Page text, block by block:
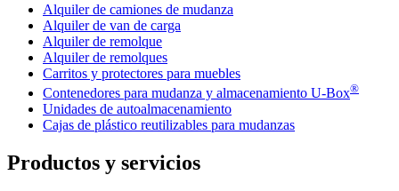
Alquiler de camiones de mudanza
Alquiler de van de carga
Alquiler de remolque
Alquiler de remolques
Carritos y protectores para muebles
Contenedores para mudanza y almacenamiento U-Box®
Unidades de autoalmacenamiento
Cajas de plástico reutilizables para mudanzas
Productos y servicios